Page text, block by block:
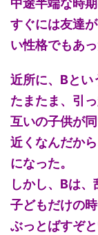
中途半端な時
すぐには友達
い性格でもあ
近所に、Bとい
たまたま、引
互いの子供が
近くなんだか
になった。
しかし、Bは、
子どもだけの
ぶっとばすぞ